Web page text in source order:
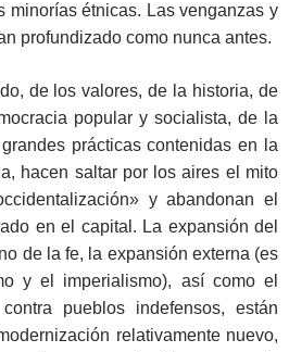
minorías étnicas. Las venganzas y
profundizado como nunca antes.
de los valores, de la historia, de
popular y socialista, de la
prácticas contenidas en la
hacen saltar por los aires el mito
y abandonan el
en el capital. La expansión del
de la fe, la expansión externa (es
y el imperialismo), así como el
pueblos indefensos, están
relativamente nuevo,